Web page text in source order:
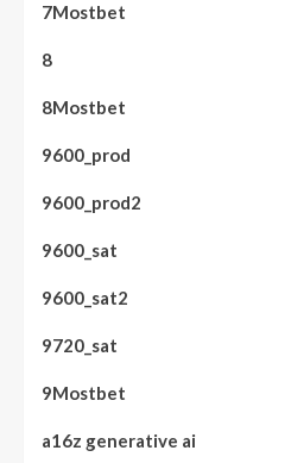
7Mostbet
8
8Mostbet
9600_prod
9600_prod2
9600_sat
9600_sat2
9720_sat
9Mostbet
a16z generative ai